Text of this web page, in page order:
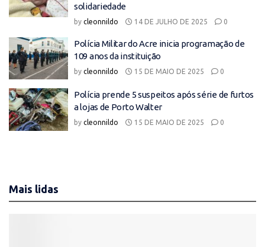
solidariedade
by cleonnildo 14 DE JULHO DE 2025 0
Polícia Militar do Acre inicia programação de
109 anos da instituição
by cleonnildo 15 DE MAIO DE 2025 0
Polícia prende 5 suspeitos após série de furtos
a lojas de Porto Walter
by cleonnildo 15 DE MAIO DE 2025 0
Mais lidas